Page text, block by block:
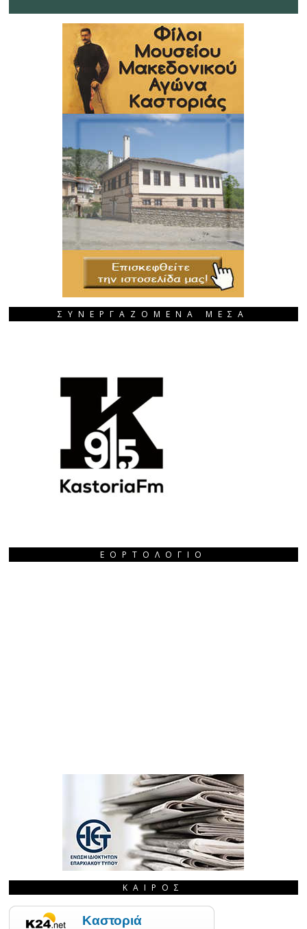
ΣΥΝΕΡΓΑΖΟΜΕΝΑ ΜΕΣΑ
ΕΟΡΤΟΛΌΓΙΟ
ΚΑΙΡΌΣ